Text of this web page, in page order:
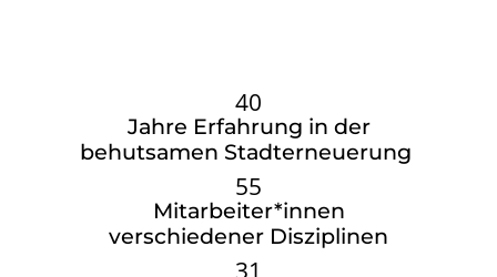
40
Jahre Erfahrung in der
behutsamen Stadterneuerung
55
Mitarbeiter*innen
verschiedener Disziplinen
31